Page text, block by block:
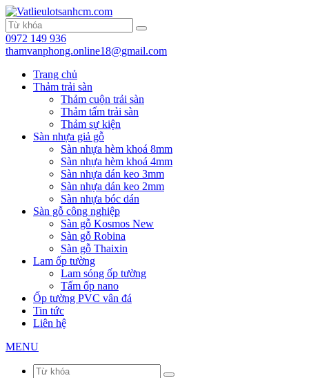
0972 149 936
thamvanphong.online18@gmail.com
Trang chủ
Thảm trải sàn
Thảm cuộn trải sàn
Thảm tấm trải sàn
Thảm sự kiện
Sàn nhựa giả gỗ
Sàn nhựa hèm khoá 8mm
Sàn nhựa hèm khoá 4mm
Sàn nhựa dán keo 3mm
Sàn nhựa dán keo 2mm
Sàn nhựa bóc dán
Sàn gỗ công nghiệp
Sàn gỗ Kosmos New
Sàn gỗ Robina
Sàn gỗ Thaixin
Lam ốp tường
Lam sóng ốp tường
Tấm ốp nano
Ốp tường PVC vân đá
Tin tức
Liên hệ
MENU